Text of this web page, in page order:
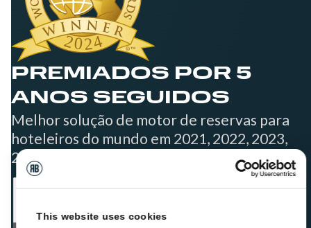
This website uses cookies
PREMIADOS POR 5
ANOS SEGUIDOS
Melhor solução de motor de reservas para
hoteleiros do mundo em 2021, 2022, 2023,
2024 e 2025